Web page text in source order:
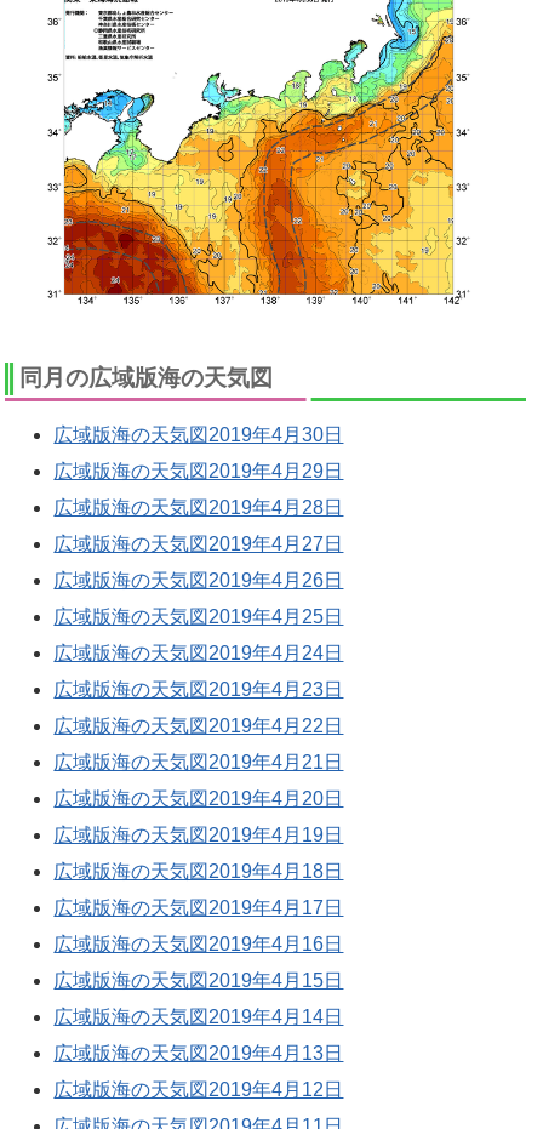
同月の広域版海の天気図
広域版海の天気図2019年4月30日
広域版海の天気図2019年4月29日
広域版海の天気図2019年4月28日
広域版海の天気図2019年4月27日
広域版海の天気図2019年4月26日
広域版海の天気図2019年4月25日
広域版海の天気図2019年4月24日
広域版海の天気図2019年4月23日
広域版海の天気図2019年4月22日
広域版海の天気図2019年4月21日
広域版海の天気図2019年4月20日
広域版海の天気図2019年4月19日
広域版海の天気図2019年4月18日
広域版海の天気図2019年4月17日
広域版海の天気図2019年4月16日
広域版海の天気図2019年4月15日
広域版海の天気図2019年4月14日
広域版海の天気図2019年4月13日
広域版海の天気図2019年4月12日